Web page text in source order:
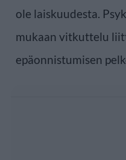
ole laiskuudesta.
mukaan vitkuttelu
epäonnistumisen